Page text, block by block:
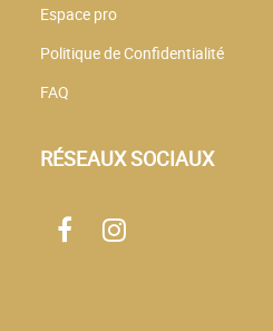
Espace pro
Politique de Confidentialité
FAQ
RÉSEAUX SOCIAUX